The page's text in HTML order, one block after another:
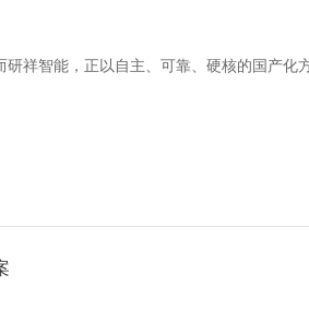
祥智能，正以自主、可靠、硬核的国产化